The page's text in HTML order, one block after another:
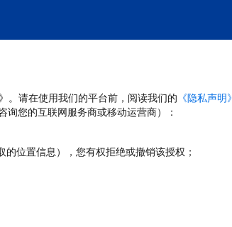
。请在使用我们的平台前，阅读我们的 《隐私声明》
您的互联网服务商或移动运营商）：
位置信息），您有权拒绝或撤销该授权；